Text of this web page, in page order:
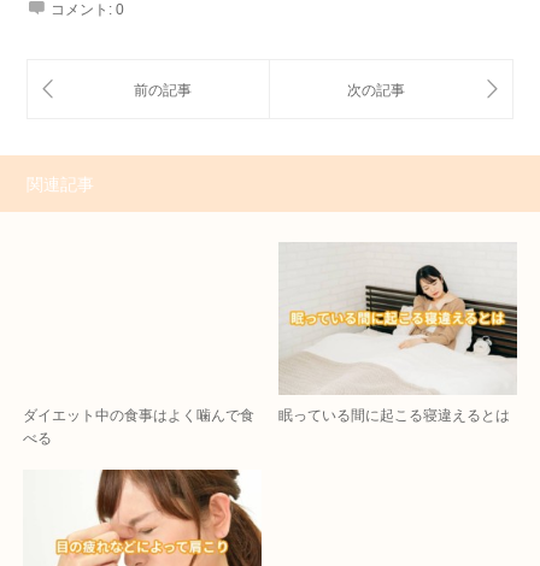
コメント: 0
関連記事
ダイエット中の食事はよく噛んで食
べる
眠っている間に起こる寝違えるとは